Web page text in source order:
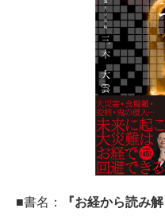
■書名： 『お経から読み